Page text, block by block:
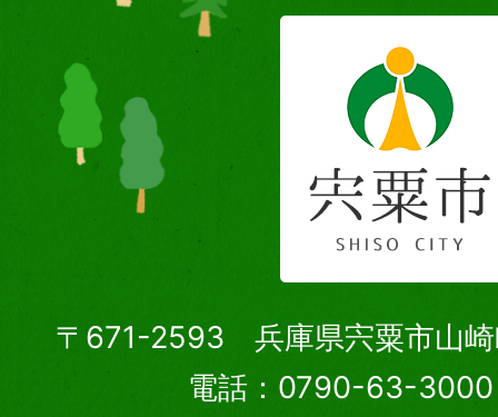
〒671-2593 兵庫県宍粟市山崎
電話：0790-63-3000